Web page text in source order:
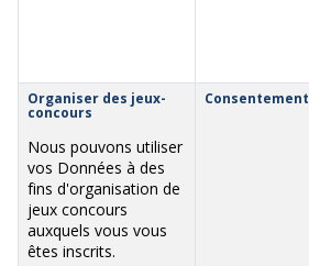
Organiser des jeux-
concours
Nous pouvons utiliser
vos Données à des
fins d'organisation de
jeux concours
auxquels vous vous
êtes inscrits.
Consentement